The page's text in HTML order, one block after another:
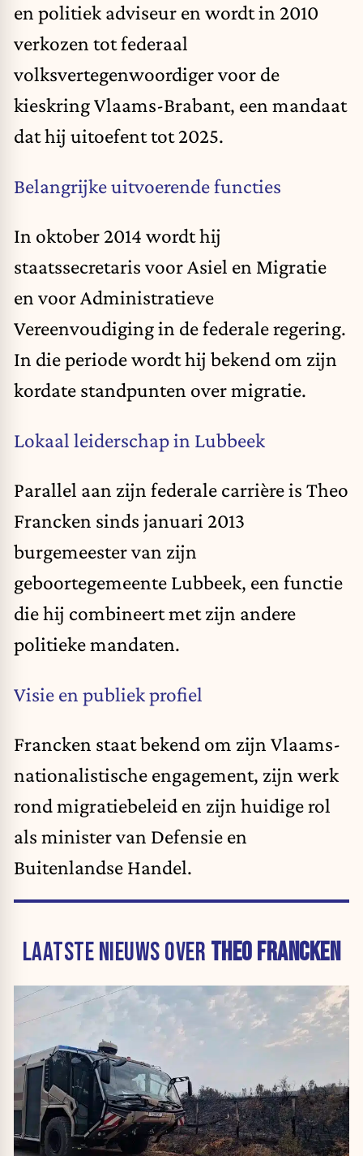
en politiek adviseur en wordt in 2010
verkozen tot federaal
volksvertegenwoordiger voor de
kieskring Vlaams-Brabant, een mandaat
dat hij uitoefent tot 2025.
Belangrijke uitvoerende functies
In oktober 2014 wordt hij
staatssecretaris voor Asiel en Migratie
en voor Administratieve
Vereenvoudiging in de federale regering.
In die periode wordt hij bekend om zijn
kordate standpunten over migratie.
Lokaal leiderschap in Lubbeek
Parallel aan zijn federale carrière is Theo
Francken sinds januari 2013
burgemeester van zijn
geboortegemeente Lubbeek, een functie
die hij combineert met zijn andere
politieke mandaten.
Visie en publiek profiel
Francken staat bekend om zijn Vlaams-
nationalistische engagement, zijn werk
rond migratiebeleid en zijn huidige rol
als minister van Defensie en
Buitenlandse Handel.
LAATSTE NIEUWS OVER THEO FRANCKEN